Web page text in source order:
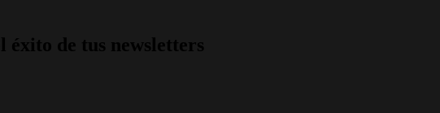
éxito de tus newsletters